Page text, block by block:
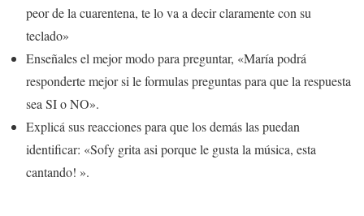
peor de la cuarentena, te lo va a decir claramente con su
teclado»
Enseñales el mejor modo para preguntar, «María podrá
responderte mejor si le formulas preguntas para que la respuesta
sea SI o NO».
Explicá sus reacciones para que los demás las puedan
identificar: «Sofy grita asi porque le gusta la música, esta
cantando! ».